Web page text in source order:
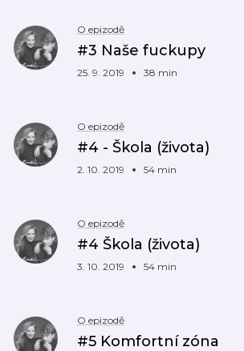
O epizodě
#3 Naše fuckupy
25. 9. 2019 38 min
O epizodě
#4 - Škola (života)
2. 10. 2019 54 min
O epizodě
#4 Škola (života)
3. 10. 2019 54 min
O epizodě
#5 Komfortní zóna